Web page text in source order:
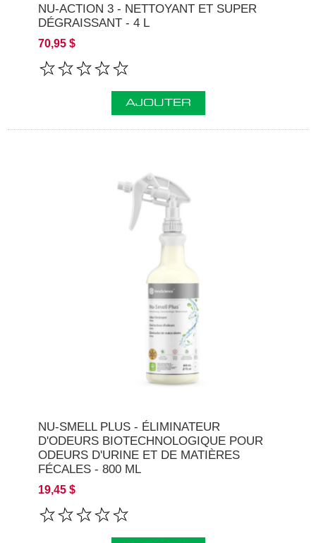
NU-ACTION 3 - NETTOYANT ET SUPER
DÉGRAISSANT - 4 L
70,95 $
AJOUTER
NU-SMELL PLUS - ÉLIMINATEUR
D'ODEURS BIOTECHNOLOGIQUE POUR
ODEURS D'URINE ET DE MATIÈRES
FÉCALES - 800 ML
19,45 $